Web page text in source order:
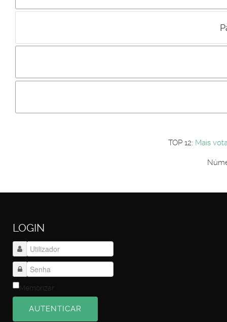
Incluir imagem :
Os
Primeiro autentique-se...
TOP 12: Mais
LOGIN
Memorizar
AUTENTICAR